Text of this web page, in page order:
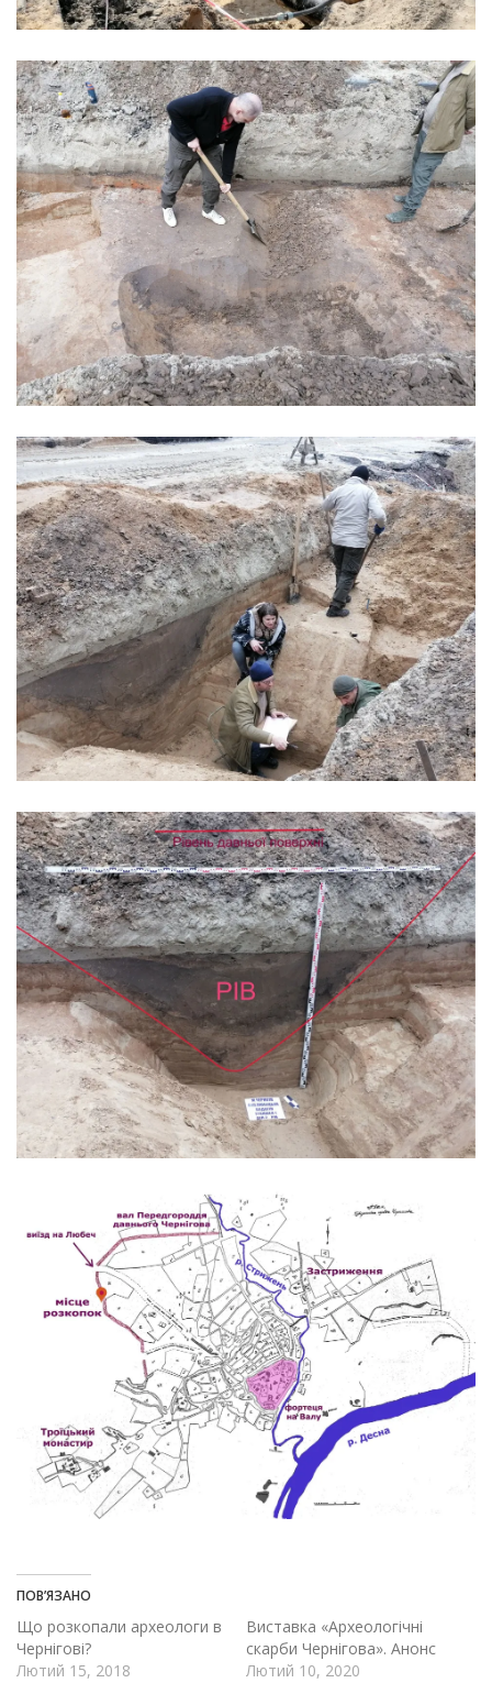
ПОВ’ЯЗАНО
Що розкопали археологи в
Чернігові?
Лютий 15, 2018
Виставка «Археологічні
скарби Чернігова». Анонс
Лютий 10, 2020